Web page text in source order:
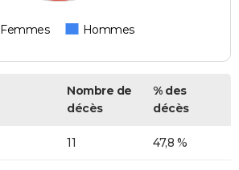
Femmes Hommes
Nombre de
décès
% des
décès
11 47,8 %